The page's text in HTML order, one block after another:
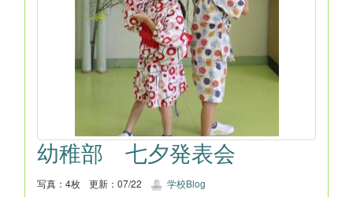
幼稚部 七夕発表会
写真：4枚 更新：07/22 学校Blog